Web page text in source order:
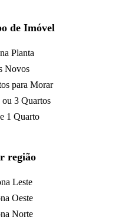
de Imóvel
Planta
Novos
para Morar
3 Quartos
1 Quarto
região
Leste
Oeste
Norte